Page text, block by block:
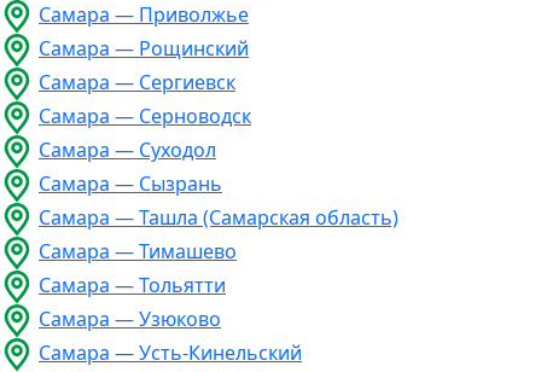
Самара — Приволжье
Самара — Рощинский
Самара — Сергиевск
Самара — Серноводск
Самара — Суходол
Самара — Сызрань
Самара — Ташла (Самарская область)
Самара — Тимашево
Самара — Тольятти
Самара — Узюково
Самара — Усть-Кинельский